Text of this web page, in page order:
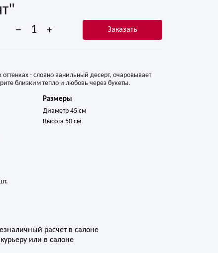
Заказать
- словно ванильный десерт, очаровывает
близким тепло и любовь через букеты.
Размеры
Диаметр 45 см
Высота 50 см